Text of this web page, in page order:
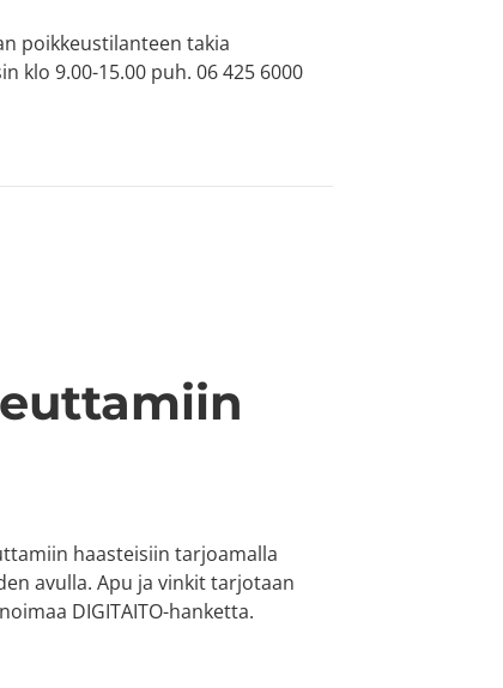
poikkeustilanteen takia
klo 9.00-15.00 puh. 06 425 6000
haasteisiin tarjoamalla
avulla. Apu ja vinkit tarjotaan
DIGITAITO-hanketta.